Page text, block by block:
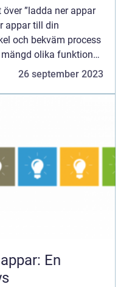
”ladda ner appar
appar till din
och bekväm process
olika funktioner
Genom att ladda ner
26 september 2023
En